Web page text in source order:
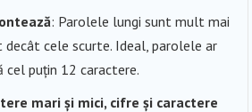
: Parolele lungi sunt mult mai
decât cele scurte. Ideal, parolele ar
cel puțin 12 caractere.
mari și mici, cifre și caractere